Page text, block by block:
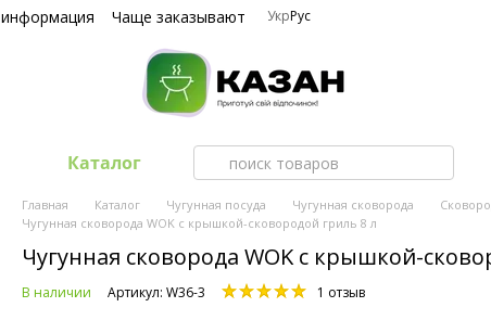
Чаще заказывают УкрРус
Каталог
Главная Каталог Чугунная посуда Чугунная сковорода
Чугунная сковорода WOK с крышкой-сковородой гриль 8 л
Чугунная сковорода WOK с крышкой-
В наличии Артикул: W36-3 1 отзыв